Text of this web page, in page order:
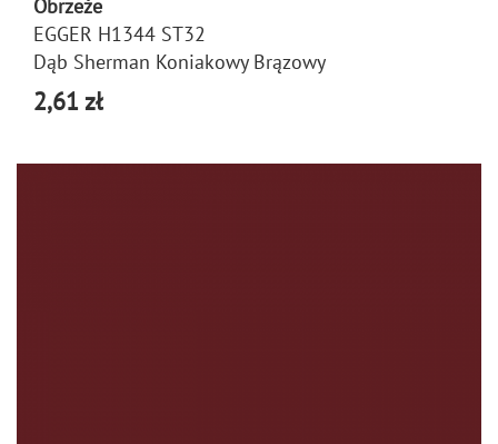
Obrzeże
EGGER H1344 ST32
Dąb Sherman Koniakowy Brązowy
2,61 zł